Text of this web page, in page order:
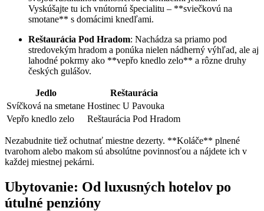
Vyskúšajte tu ich vnútornú špecialitu – **sviečkovú na
smotane** s domácimi knedľami.
Reštaurácia Pod Hradom: Nachádza sa priamo pod
stredovekým hradom a ponúka nielen nádherný výhľad, ale aj
lahodné pokrmy ako **vepřo knedlo zelo** a rôzne druhy
českých gulášov.
Jedlo
Reštaurácia
Svíčková na smetane Hostinec U Pavouka
Vepřo knedlo zelo
Reštaurácia Pod Hradom
Nezabudnite tiež ochutnať miestne dezerty. **Koláče** plnené
tvarohom alebo makom sú absolútne povinnosťou a nájdete ich v
každej miestnej pekárni.
Ubytovanie: Od luxusných hotelov po
útulné penzióny